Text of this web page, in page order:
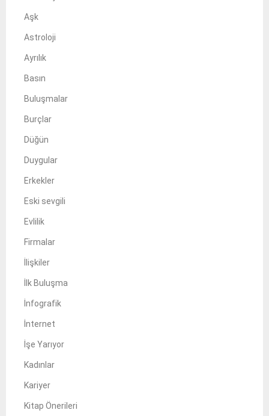
Aşk
Astroloji
Ayrılık
Basın
Buluşmalar
Burçlar
Düğün
Duygular
Erkekler
Eski sevgili
Evlilik
Firmalar
İlişkiler
İlk Buluşma
İnfografik
İnternet
İşe Yarıyor
Kadınlar
Kariyer
Kitap Önerileri